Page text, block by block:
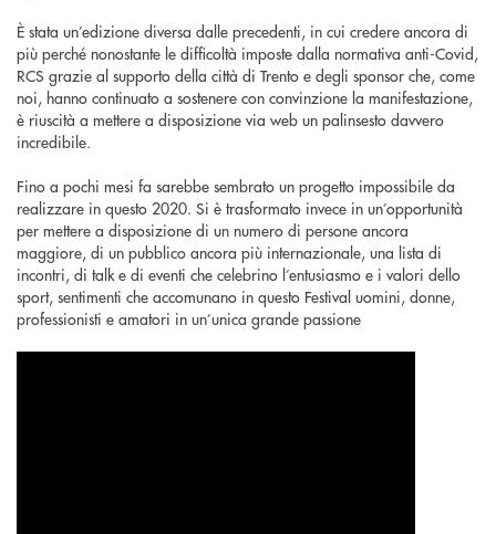
È stata un’edizione diversa dalle precedenti, in cui credere ancora di
più perché nonostante le difficoltà imposte dalla normativa anti-Covid,
RCS grazie al supporto della città di Trento e degli sponsor che, come
noi, hanno continuato a sostenere con convinzione la manifestazione,
è riuscità a mettere a disposizione via web un palinsesto davvero
incredibile.
Fino a pochi mesi fa sarebbe sembrato un progetto impossibile da
realizzare in questo 2020. Si è trasformato invece in un’opportunità
per mettere a disposizione di un numero di persone ancora
maggiore, di un pubblico ancora più internazionale, una lista di
incontri, di talk e di eventi che celebrino l’entusiasmo e i valori dello
sport, sentimenti che accomunano in questo Festival uomini, donne,
professionisti e amatori in un’unica grande passione